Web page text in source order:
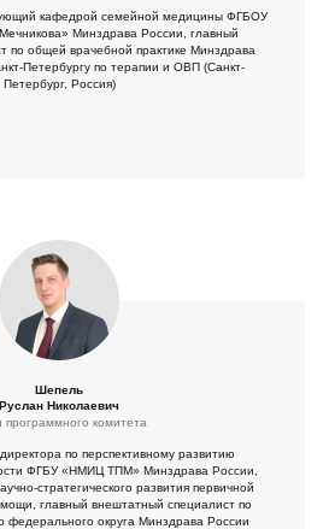
кафедрой семейной медицины ФГБОУ
Минздрава России, главный
по общей врачебной практике Минздрава
Петербургу по терапии и ОВП (Санкт-
Петербург, Россия)
Шепель
Руслан Николаевич
программного комитета
по перспективному развитию
ФГБУ «НМИЦ ТПМ» Минздрава России,
стратегического развития первичной
главный внештатный специалист по
федерального округа Минздрава России